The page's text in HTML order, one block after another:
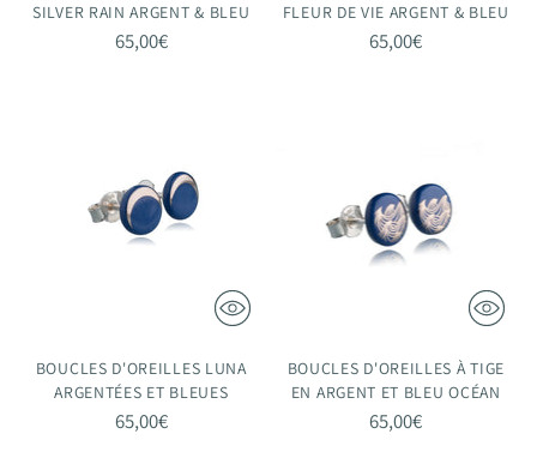
SILVER RAIN ARGENT & BLEU
65,00€
FLEUR DE VIE ARGENT & BLEU
65,00€
BOUCLES D'OREILLES LUNA
ARGENTÉES ET BLEUES
65,00€
BOUCLES D'OREILLES À TIGE
EN ARGENT ET BLEU OCÉAN
65,00€